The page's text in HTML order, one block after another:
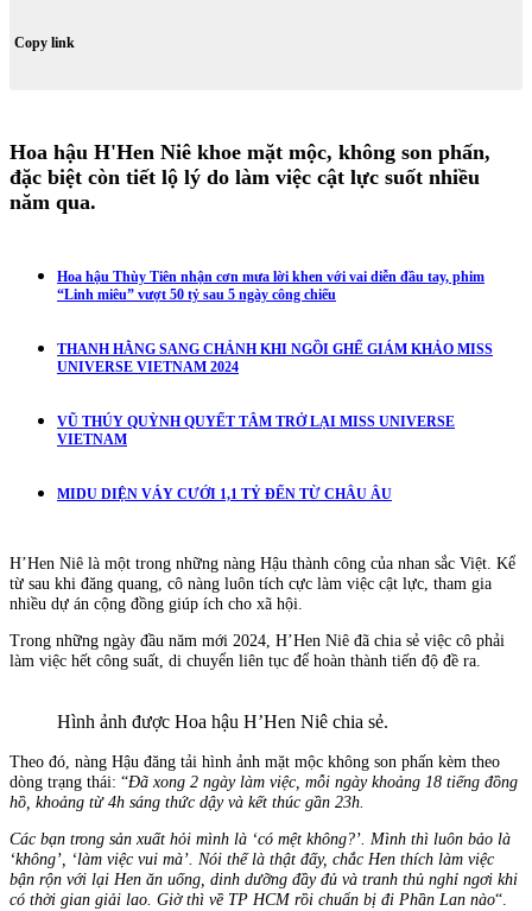
Copy link
Hoa hậu H'Hen Niê khoe mặt mộc, không son phấn,
đặc biệt còn tiết lộ lý do làm việc cật lực suốt nhiều
năm qua.
Hoa hậu Thùy Tiên nhận cơn mưa lời khen với vai diễn đầu tay, phim
“Linh miêu” vượt 50 tỷ sau 5 ngày công chiếu
THANH HẰNG SANG CHẢNH KHI NGỒI GHẾ GIÁM KHẢO MISS
UNIVERSE VIETNAM 2024
VŨ THÚY QUỲNH QUYẾT TÂM TRỞ LẠI MISS UNIVERSE
VIETNAM
MIDU DIỆN VÁY CƯỚI 1,1 TỶ ĐẾN TỪ CHÂU ÂU
H’Hen Niê là một trong những nàng Hậu thành công của nhan sắc Việt. Kể
từ sau khi đăng quang, cô nàng luôn tích cực làm việc cật lực, tham gia
nhiều dự án cộng đồng giúp ích cho xã hội.
Trong những ngày đầu năm mới 2024, H’Hen Niê đã chia sẻ việc cô phải
làm việc hết công suất, di chuyển liên tục để hoàn thành tiến độ đề ra.
Hình ảnh được Hoa hậu H’Hen Niê chia sẻ.
Theo đó, nàng Hậu đăng tải hình ảnh mặt mộc không son phấn kèm theo
dòng trạng thái: “Đã xong 2 ngày làm việc, mỗi ngày khoảng 18 tiếng đồng
hồ, khoảng từ 4h sáng thức dậy và kết thúc gần 23h.
Các bạn trong sản xuất hỏi mình là ‘có mệt không?’. Mình thì luôn bảo là
‘không’, ‘làm việc vui mà’. Nói thế là thật đấy, chắc Hen thích làm việc
bận rộn với lại Hen ăn uống, dinh dưỡng đầy đủ và tranh thủ nghỉ ngơi khi
có thời gian giải lao. Giờ thì về TP HCM rồi chuẩn bị đi Phần Lan nào“.